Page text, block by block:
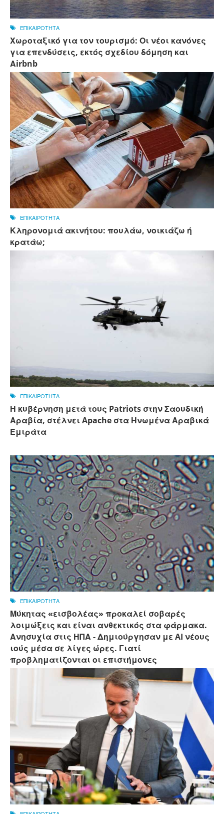
ΕΠΙΚΑΙΡΟΤΗΤΑ
Χωροταξικό για τον τουρισμό: Οι νέοι κανόνες
για επενδύσεις, εκτός σχεδίου δόμηση και
Αirbnb
ΕΠΙΚΑΙΡΟΤΗΤΑ
Κληρονομιά ακινήτου: πουλάω, νοικιάζω ή
κρατάω;
ΕΠΙΚΑΙΡΟΤΗΤΑ
Η κυβέρνηση μετά τους Patriots στην Σαουδική
Αραβία, στέλνει Apache στα Ηνωμένα Αραβικά
Εμιράτα
ΕΠΙΚΑΙΡΟΤΗΤΑ
Μύκητας «εισβολέας» προκαλεί σοβαρές
λοιμώξεις και είναι ανθεκτικός στα φάρμακα.
Ανησυχία στις ΗΠΑ - Δημιούργησαν με AI νέους
ιούς μέσα σε λίγες ώρες. Γιατί
προβληματίζονται οι επιστήμονες